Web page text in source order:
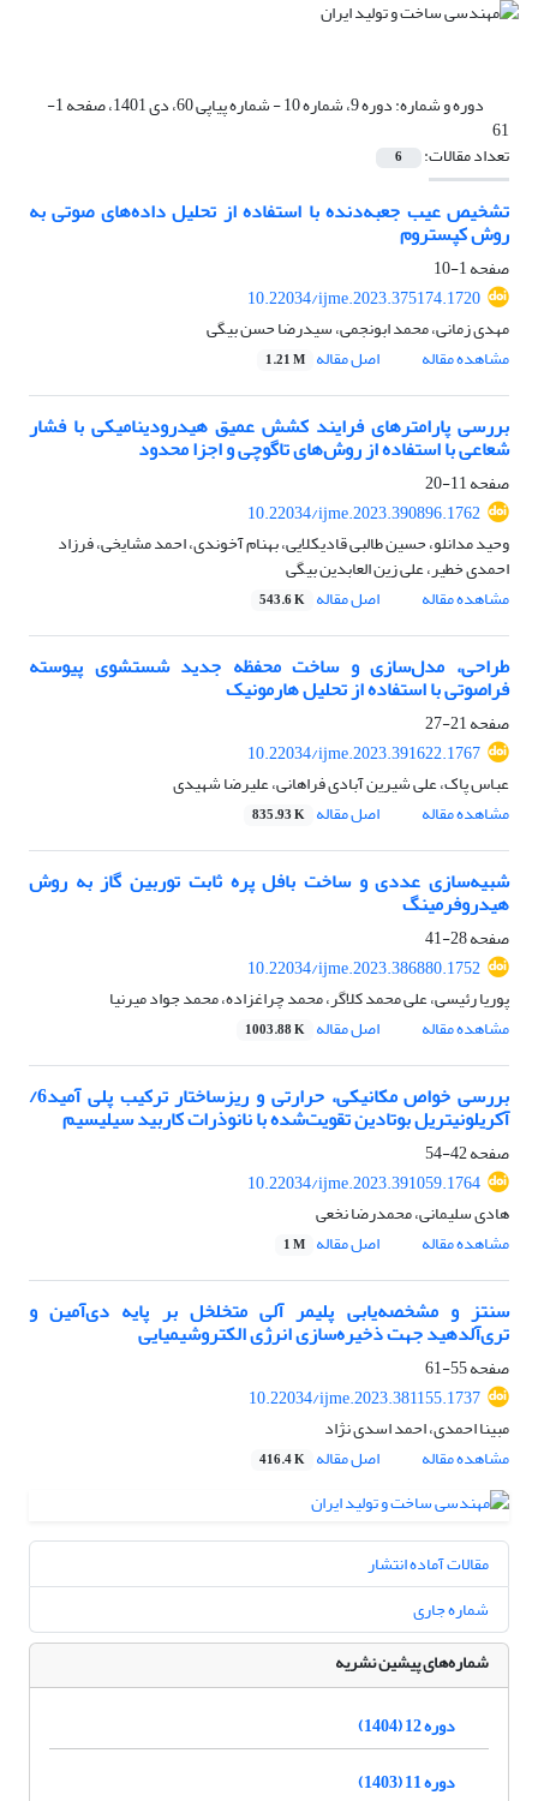
دوره و شماره: دوره 9، شماره 10 - شماره پیاپی 60، دی 1401، صفحه 1-
61
تعداد مقالات: 6
تشخیص عیب جعبه‌دنده با استفاده از تحلیل داده‌های صوتی به
روش کپستروم
صفحه1-10
10.22034/ijme.2023.375174.1720
مهدی زمانی، محمد ابونجمی، سیدرضا حسن بیگی
مشاهده مقاله
اصل مقاله 1.21 M
بررسی پارامترهای فرایند کشش عمیق هیدرودینامیکی با فشار
شعاعی با استفاده از روش‌های تاگوچی و اجزا محدود
صفحه11-20
10.22034/ijme.2023.390896.1762
وحید مدانلو، حسین طالبی قادیکلایی، بهنام آخوندی، احمد مشایخی، فرزاد
احمدی خطیر، علی زین العابدین بیگی
مشاهده مقاله
اصل مقاله 543.6 K
طراحی، مدل‌سازی و ساخت محفظه جدید شستشوی پیوسته
فراصوتی با استفاده از تحلیل هارمونیک
صفحه21-27
10.22034/ijme.2023.391622.1767
عباس پاک، علی شیرین آبادی فراهانی، علیرضا شهیدی
مشاهده مقاله
اصل مقاله 835.93 K
شبیه‌سازی عددی و ساخت بافل پره ثابت توربین گاز به روش
هیدروفرمینگ
صفحه28-41
10.22034/ijme.2023.386880.1752
پوریا رئیسی، علی محمد کلاگر، محمد چراغزاده، محمد جواد میرنیا
مشاهده مقاله
اصل مقاله 1003.88 K
بررسی خواص مکانیکی، حرارتی و ریزساختار ترکیب پلی آمید6/
آکریلونیتریل بوتادین تقویت‌شده با نانوذرات کاربید سیلیسیم
صفحه42-54
10.22034/ijme.2023.391059.1764
هادی سلیمانی، محمدرضا نخعی
مشاهده مقاله
اصل مقاله 1 M
سنتز و مشخصه‌یابی پلیمر آلی متخلخل بر پایه دی‌آمین و
تری‌آلدهید جهت ذخیره‌سازی انرژی الکتروشیمیایی
صفحه55-61
10.22034/ijme.2023.381155.1737
مبینا احمدی، احمد اسدی نژاد
مشاهده مقاله
اصل مقاله 416.4 K
مقالات آماده انتشار
شماره جاری
شماره‌های پیشین نشریه
دوره 12 (1404)
دوره 11 (1403)